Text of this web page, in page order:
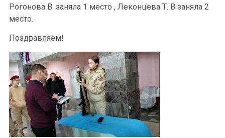
Рогонова В. заняла 1 место , Леконцева Т. В заняла 2
место.
Поздравляем!